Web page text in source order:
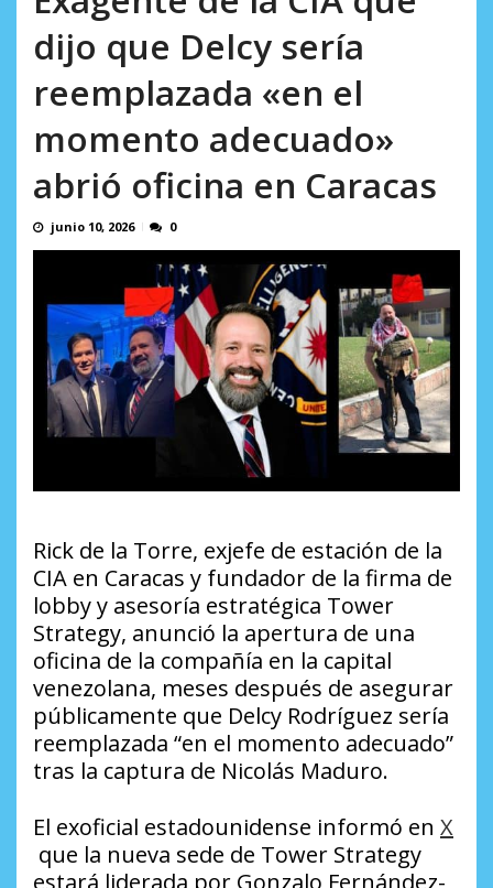
dijo que Delcy sería
reemplazada «en el
momento adecuado»
abrió oficina en Caracas
junio 10, 2026 0
Rick de la Torre, exjefe de estación de la
CIA en Caracas y fundador de la firma de
lobby y asesoría estratégica Tower
Strategy, anunció la apertura de una
oficina de la compañía en la capital
venezolana, meses después de asegurar
públicamente que Delcy Rodríguez sería
reemplazada “en el momento adecuado”
tras la captura de Nicolás Maduro.
El exoficial estadounidense informó en X
que la nueva sede de Tower Strategy
estará liderada por Gonzalo Fernández-